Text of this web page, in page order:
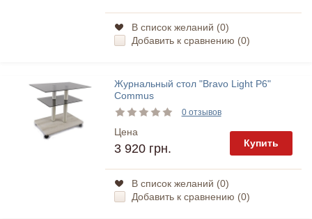
В список желаний (0)
Добавить к сравнению (0)
Журнальный стол "Bravo Light P6"
Commus
0 отзывов
Цена
3 920 грн. Купить
В список желаний (0)
Добавить к сравнению (0)